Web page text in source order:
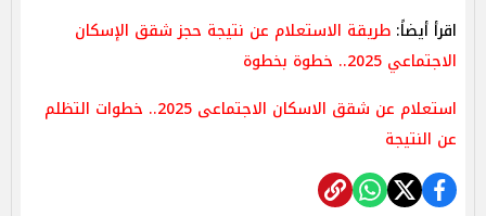
اقرأ أيضاً: طريقة الاستعلام عن نتيجة حجز شقق الإسكان
الاجتماعي 2025.. خطوة بخطوة
استعلام عن شقق الاسكان الاجتماعى 2025.. خطوات التظلم
عن النتيجة